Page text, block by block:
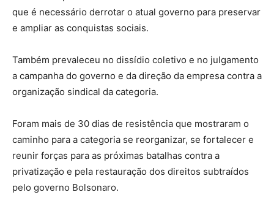
que é necessário derrotar o atual governo para preservar
e ampliar as conquistas sociais.
Também prevaleceu no dissídio coletivo e no julgamento
a campanha do governo e da direção da empresa contra a
organização sindical da categoria.
Foram mais de 30 dias de resistência que mostraram o
caminho para a categoria se reorganizar, se fortalecer e
reunir forças para as próximas batalhas contra a
privatização e pela restauração dos direitos subtraídos
pelo governo Bolsonaro.